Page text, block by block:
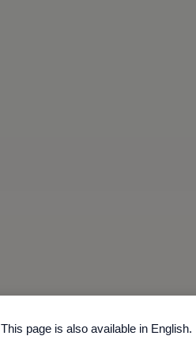
This page is also available in English.